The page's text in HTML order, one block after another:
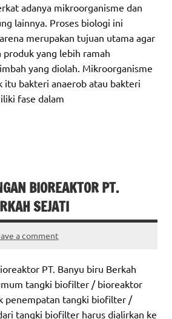
adanya mikroorganisme dan
lainnya. Proses biologi ini
merupakan tujuan utama agar
yang lebih ramah
yang diolah. Mikroorganisme
itu bakteri anaerob atau bakteri
fase dalam
BIOREAKTOR PT.
SEJATI
a comment
PT. Banyu biru Berkah
tangki biofilter / bioreaktor
penempatan tangki biofilter /
tangki biofilter harus dialirkan ke